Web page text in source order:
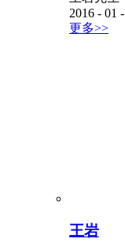
2016 - 01 -
更多>>
王岩